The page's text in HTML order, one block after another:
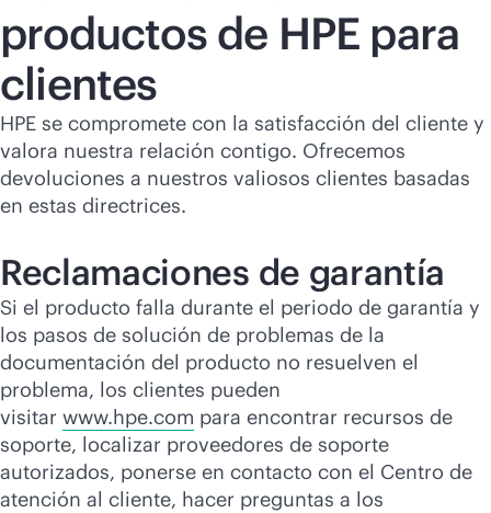
productos de HPE para
clientes
HPE se compromete con la satisfacción del cliente y
valora nuestra relación contigo. Ofrecemos
devoluciones a nuestros valiosos clientes basadas
en estas directrices.
Reclamaciones de garantía
Si el producto falla durante el periodo de garantía y
los pasos de solución de problemas de la
documentación del producto no resuelven el
problema, los clientes pueden
visitar www.hpe.com para encontrar recursos de
soporte, localizar proveedores de soporte
autorizados, ponerse en contacto con el Centro de
atención al cliente, hacer preguntas a los